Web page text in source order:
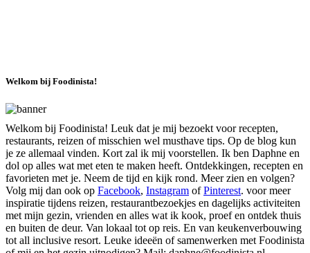
Welkom bij Foodinista!
Welkom bij Foodinista! Leuk dat je mij bezoekt voor recepten,
restaurants, reizen of misschien wel musthave tips. Op de blog kun
je ze allemaal vinden. Kort zal ik mij voorstellen. Ik ben Daphne en
dol op alles wat met eten te maken heeft. Ontdekkingen, recepten en
favorieten met je. Neem de tijd en kijk rond. Meer zien en volgen?
Volg mij dan ook op Facebook, Instagram ofPinterest. voor meer
inspiratie tijdens reizen, restaurantbezoekjes en dagelijks activiteiten
met mijn gezin, vrienden en alles wat ik kook, proef en ontdek thuis
en buiten de deur. Van lokaal tot op reis. En van keukenverbouwing
tot all inclusive resort. Leuke ideeën of samenwerken met Foodinista